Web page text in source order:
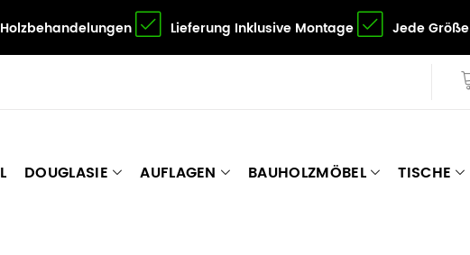
Lieferung Inklusive Montage Jede
DOUGLASIE AUFLAGEN BAUHOLZMÖBEL TISCHE